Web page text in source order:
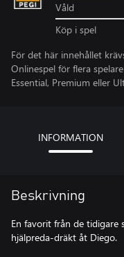
Våld
Köp i spel
För det här innehållet
Onlinespel för flera
Essential, Premium eller
INFORMATION
Beskrivning
En favorit från de tidigare
hjälpreda-dräkt åt Diego.